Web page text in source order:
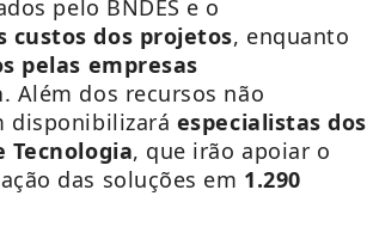
pelo BNDES e o
custos dos projetos, enquanto
pelas empresas
. Além dos recursos não
disponibilizará especialistas dos
Tecnologia, que irão apoiar o
das soluções em 1.290